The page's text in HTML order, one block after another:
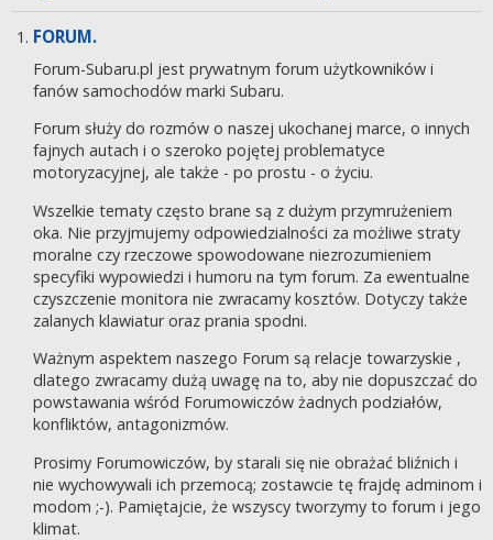
FORUM.
Forum-Subaru.pl jest prywatnym forum użytkowników i
fanów samochodów marki Subaru.
Forum służy do rozmów o naszej ukochanej marce, o innych
fajnych autach i o szeroko pojętej problematyce
motoryzacyjnej, ale także - po prostu - o życiu.
Wszelkie tematy często brane są z dużym przymrużeniem
oka. Nie przyjmujemy odpowiedzialności za możliwe straty
moralne czy rzeczowe spowodowane niezrozumieniem
specyfiki wypowiedzi i humoru na tym forum. Za ewentualne
czyszczenie monitora nie zwracamy kosztów. Dotyczy także
zalanych klawiatur oraz prania spodni.
Ważnym aspektem naszego Forum są relacje towarzyskie ,
dlatego zwracamy dużą uwagę na to, aby nie dopuszczać do
powstawania wśród Forumowiczów żadnych podziałów,
konfliktów, antagonizmów.
Prosimy Forumowiczów, by starali się nie obrażać bliźnich i
nie wychowywali ich przemocą; zostawcie tę frajdę adminom i
modom ;-). Pamiętajcie, że wszyscy tworzymy to forum i jego
klimat.